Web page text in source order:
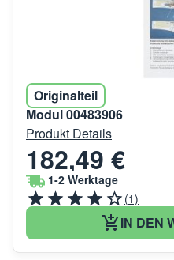
Originalteil
Modul 00483906
Produkt Details
182,49 €
1-2 Werktage
(1)
IN DEN